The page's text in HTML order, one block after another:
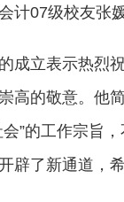
计07级校友张
成立表示热烈
高的敬意。他
”的工作宗旨
辟了新通道，